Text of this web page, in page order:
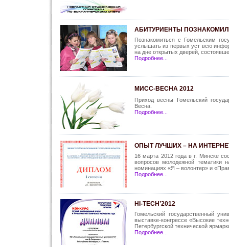
АБИТУРИЕНТЫ
Познакомиться с Гомельским
услышать из первых уст всю
на дне открытых дверей,
Подробнее...
МИСС-ВЕСНА 2012
Приход весны Гомельский
Весна.
Подробнее...
ОПЫТ ЛУЧШИХ – НА
16 марта 2012 года в г. Минске
вопросов молодежной тематики
номинациях «Я – волонтер» и
Подробнее...
HI-TECH’2012
Гомельский государственный
выставке-конгрессе «Высокие
Петербургской технической
Подробнее...